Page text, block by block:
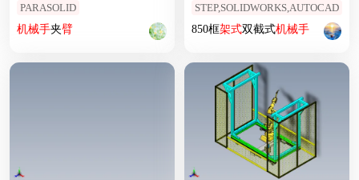
PARASOLID
机械手夹臂
STEP,SOLIDWORKS,AUTOCAD
850框架式双截式机械手